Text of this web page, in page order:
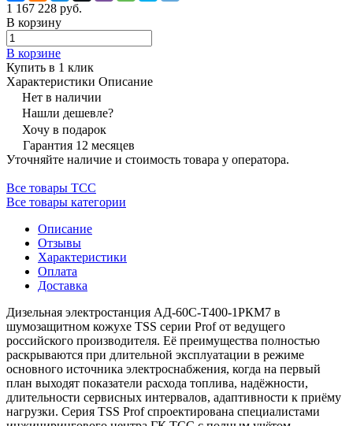
1 167 228 руб.
В корзину
В корзине
Купить в 1 клик
Характеристики Описание
Нет в наличии
Нашли дешевле?
Хочу в подарок
Гарантия 12 месяцев
Уточняйте наличие и стоимость товара у оператора.
Все товары ТСС
Все товары категории
Описание
Отзывы
Характеристики
Оплата
Доставка
Дизельная электростанция АД-60С-Т400-1РКМ7 в
шумозащитном кожухе TSS серии Prof от ведущего
российского производителя. Eё преимущества полностью
раскрываются при длительной эксплуатации в режиме
основного источника электроснабжения, когда на первый
план выходят показатели расхода топлива, надёжности,
длительности сервисных интервалов, адаптивности к приёму
нагрузки. Серия TSS Prof спроектирована специалистами